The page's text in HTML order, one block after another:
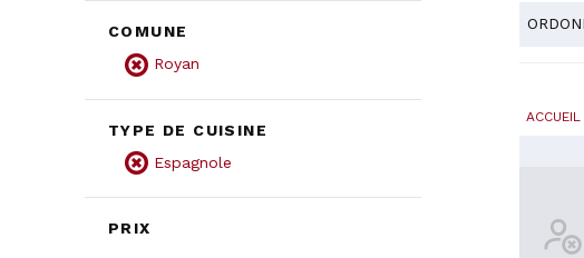
COMUNE
Royan
TYPE DE CUISINE
Espagnole
PRIX
ACCUEIL